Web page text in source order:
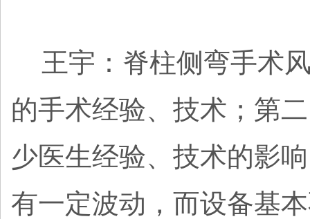
王宇：脊柱侧弯手术
的手术经验、技术；第
少医生经验、技术的影
有一定波动，而设备基